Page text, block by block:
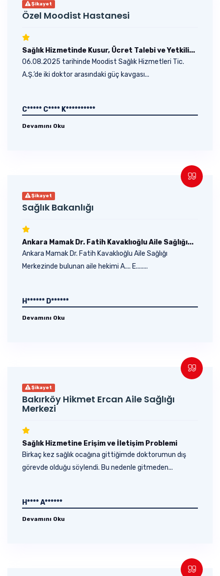
Şikayet
Özel Moodist Hastanesi
Sağlık Hizmetinde Kusur, Ücret Talebi ve Yetkili...
06.08.2025 tarihinde Moodist Sağlık Hizmetleri Tic.
A.Ş.’de iki doktor arasındaki güç kavgası...
C***** C**** K**********
Devamını Oku
Şikayet
Sağlık Bakanlığı
Ankara Mamak Dr. Fatih Kavaklıoğlu Aile Sağlığı...
Ankara Mamak Dr. Fatih Kavaklıoğlu Aile Sağlığı
Merkezinde bulunan aile hekimi A.... E........
H****** D******
Devamını Oku
Şikayet
Bakırköy Hikmet Ercan Aile Sağlığı
Merkezi
Sağlık Hizmetine Erişim ve İletişim Problemi
Birkaç kez sağlık ocağına gittiğimde doktorumun dış
görevde olduğu söylendi. Bu nedenle gitmeden...
H**** A******
Devamını Oku